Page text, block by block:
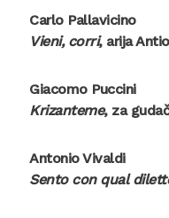
Carlo Pallavicino
Vieni, corri, arija
Giacomo Puccini
Krizanteme, za
Antonio Vivaldi
Sento con qual